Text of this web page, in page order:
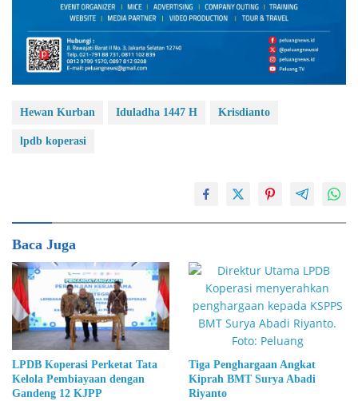
Hewan Kurban Iduladha 1447 H Krisdianto
lpdb koperasi
Baca Juga
LPDB Koperasi Perketat Tata
Kelola Pembiayaan dengan
Gandeng 12 KJPP
Tiga Penghargaan Angkat
Kiprah BMT Surya Abadi
Riyanto